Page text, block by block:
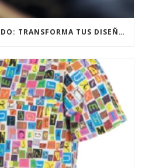
«MAESTRÍA EN BORDADO: TRANSFORMA TUS DISEÑOS EN OBRAS MAESTRAS TEXTILES